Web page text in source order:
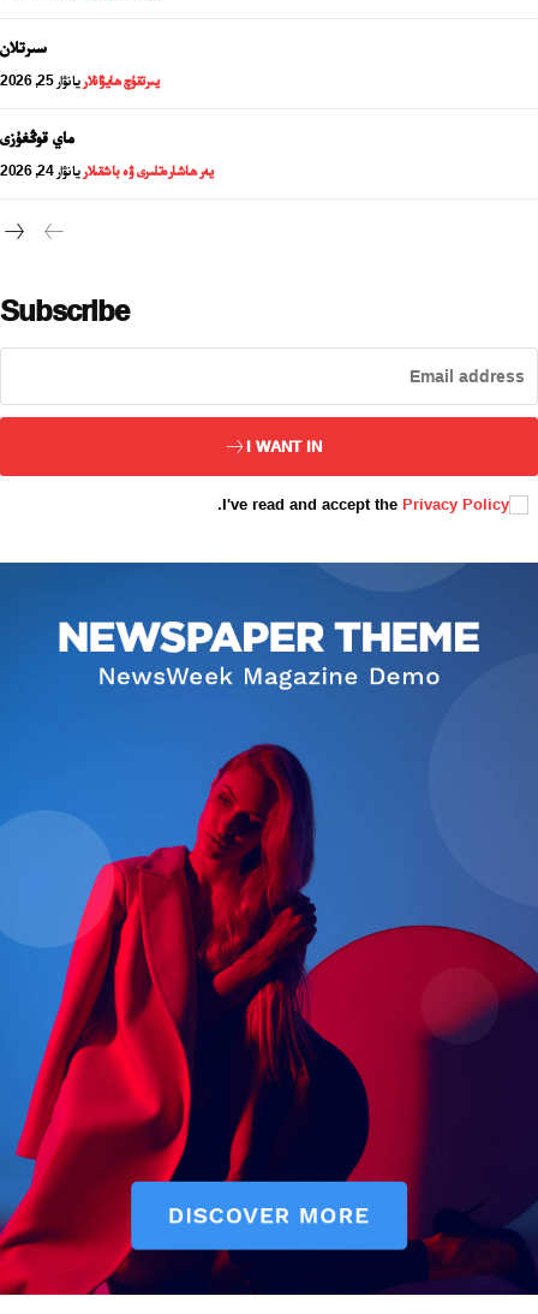
ئەزا بولاي
تور بېكىتىمىز
ئاناسەھىپە
بىز كىم؟
سىرتلان
يىرتقۇچ ھايۋانلار يانۋار 25, 2026
ماي قوڭغۇزى
يەر ھاشارەتلىرى ۋە باشقىلار يانۋار 24, 2026
Subscribe
I WANT IN
I've read and accept the Privacy Policy
.